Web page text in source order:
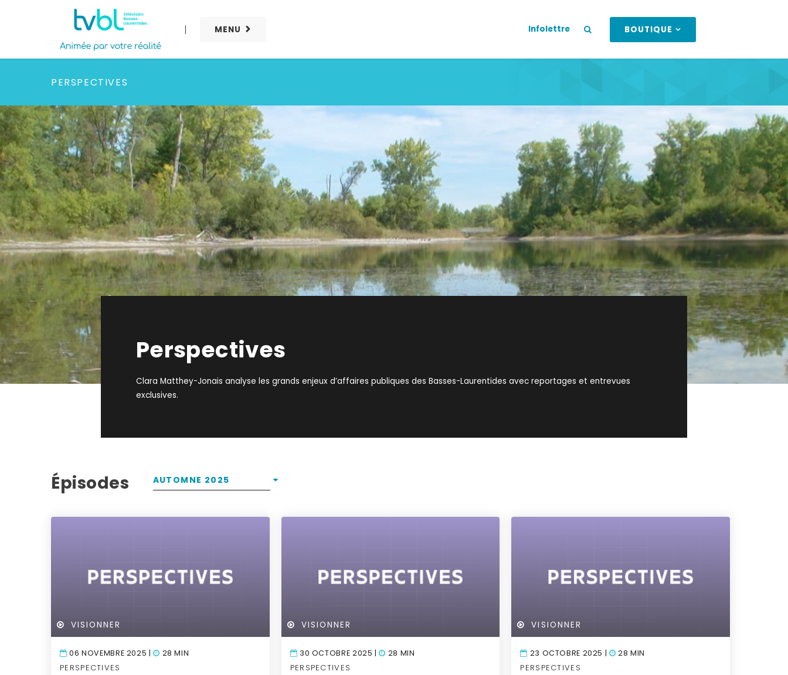
MENU Infolettre BOUTIQUE
PERSPECTIVES
Perspectives
Clara Matthey-Jonais analyse les grands enjeux d’affaires publiques des Basses-Laurentides avec reportages et entrevues
exclusives.
Épisodes AUTOMNE 2025
VISIONNER
06 NOVEMBRE 2025 | 28 MIN
PERSPECTIVES
VISIONNER
30 OCTOBRE 2025 | 28 MIN
PERSPECTIVES
VISIONNER
23 OCTOBRE 2025 | 28 MIN
PERSPECTIVES